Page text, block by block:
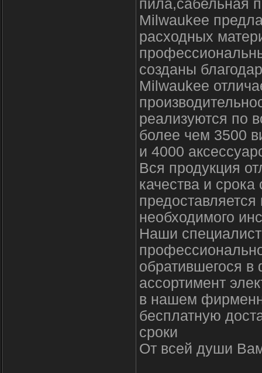
пила,сабельная
Milwaukee
расходных
созданы
Milwaukee
реализуются по
более чем 3500
и 4000
Вся продукция
качества и
необходимого
Наши
обратившегося
ассортимент
в нашем
бесплатную
сроки
От всей души